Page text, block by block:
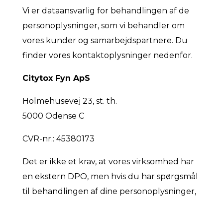
Vi er dataansvarlig for behandlingen af de
personoplysninger, som vi behandler om
vores kunder og samarbejdspartnere. Du
finder vores kontaktoplysninger nedenfor.
Citytox Fyn ApS
Holmehusevej 23, st. th.
5000 Odense C
CVR-nr.: 45380173
Det er ikke et krav, at vores virksomhed har
en ekstern DPO, men hvis du har spørgsmål
til behandlingen af dine personoplysninger,